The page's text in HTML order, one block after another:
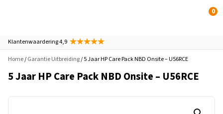
0
Klantenwaardering 4,9
Home/Garantie Uitbreiding/ 5 Jaar HP Care Pack NBD Onsite – U56RCE
5 Jaar HP Care Pack NBD Onsite – U56RCE